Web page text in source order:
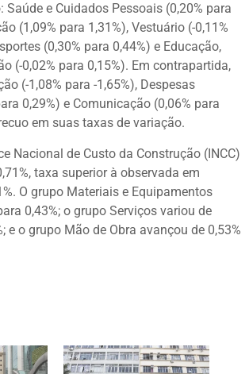
Saúde e Cuidados Pessoais (0,20% para
(1,09% para 1,31%), Vestuário (-0,11%
(0,30% para 0,44%) e Educação,
(-0,02% para 0,15%). Em contrapartida,
(-1,08% para -1,65%), Despesas
0,29%) e Comunicação (0,06% para
em suas taxas de variação.
Nacional de Custo da Construção (INCC)
taxa superior à observada em
O grupo Materiais e Equipamentos
0,43%; o grupo Serviços variou de
e o grupo Mão de Obra avançou de 0,53%